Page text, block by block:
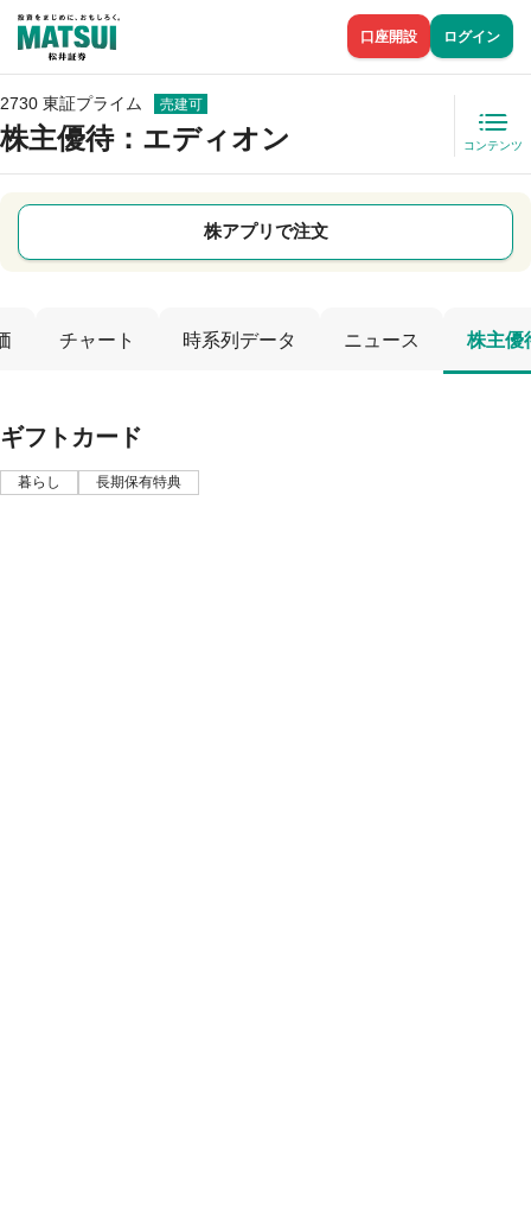
口座開設 ログイン
2730 東証プライム 売建可
株主優待：エディオン コンテンツ
株アプリで注文
チャート 時系列データ ニュース 株主優
ギフトカード
暮らし 長期保有特典